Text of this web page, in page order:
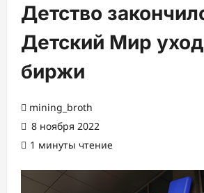
Детство
Детский Мир
биржи
mining_broth
8 ноября 2022
1 минуты чтение